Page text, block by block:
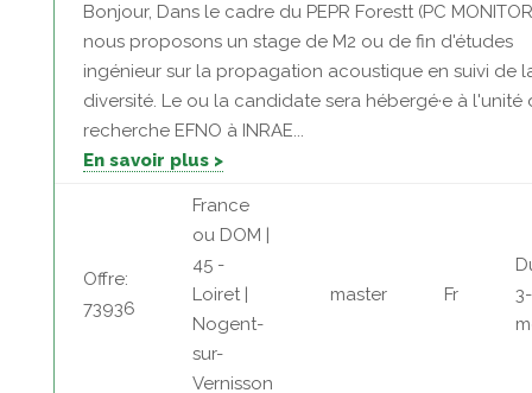
Bonjour, Dans le cadre du PEPR Forestt (PC
nous proposons un stage de M2 ou de fin d'études
ingénieur sur la propagation acoustique en suivi de
diversité. Le ou la candidate sera hébergé·e à l'unité
recherche EFNO à INRAE...
En savoir plus >
Offre:
73936
France
ou DOM |
45 -
Loiret |
Nogent-
sur-
Vernisson
master Fr